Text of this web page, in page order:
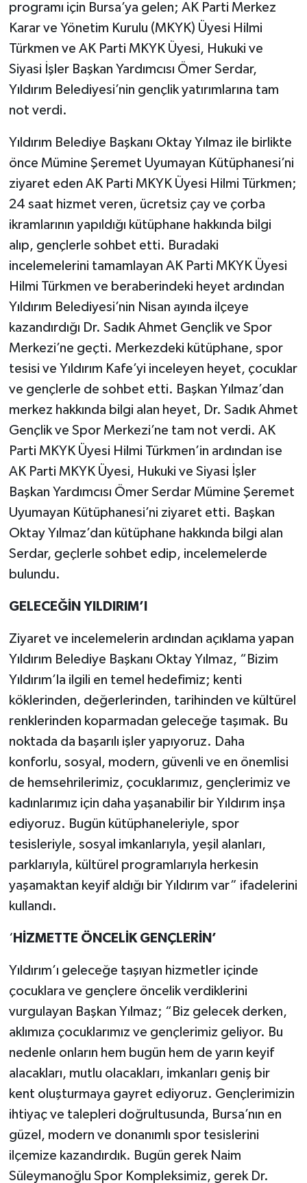
programı için Bursa’ya gelen; AK Parti Merkez
Karar ve Yönetim Kurulu (MKYK) Üyesi Hilmi
Türkmen ve AK Parti MKYK Üyesi, Hukuki ve
Siyasi İşler Başkan Yardımcısı Ömer Serdar,
Yıldırım Belediyesi’nin gençlik yatırımlarına tam
not verdi.
Yıldırım Belediye Başkanı Oktay Yılmaz ile birlikte
önce Mümine Şeremet Uyumayan Kütüphanesi’ni
ziyaret eden AK Parti MKYK Üyesi Hilmi Türkmen;
24 saat hizmet veren, ücretsiz çay ve çorba
ikramlarının yapıldığı kütüphane hakkında bilgi
alıp, gençlerle sohbet etti. Buradaki
incelemelerini tamamlayan AK Parti MKYK Üyesi
Hilmi Türkmen ve beraberindeki heyet ardından
Yıldırım Belediyesi’nin Nisan ayında ilçeye
kazandırdığı Dr. Sadık Ahmet Gençlik ve Spor
Merkezi’ne geçti. Merkezdeki kütüphane, spor
tesisi ve Yıldırım Kafe’yi inceleyen heyet, çocuklar
ve gençlerle de sohbet etti. Başkan Yılmaz’dan
merkez hakkında bilgi alan heyet, Dr. Sadık Ahmet
Gençlik ve Spor Merkezi’ne tam not verdi. AK
Parti MKYK Üyesi Hilmi Türkmen’in ardından ise
AK Parti MKYK Üyesi, Hukuki ve Siyasi İşler
Başkan Yardımcısı Ömer Serdar Mümine Şeremet
Uyumayan Kütüphanesi’ni ziyaret etti. Başkan
Oktay Yılmaz’dan kütüphane hakkında bilgi alan
Serdar, geçlerle sohbet edip, incelemelerde
bulundu.
GELECEĞİN YILDIRIM’I
Ziyaret ve incelemelerin ardından açıklama yapan
Yıldırım Belediye Başkanı Oktay Yılmaz, “Bizim
Yıldırım’la ilgili en temel hedefimiz; kenti
köklerinden, değerlerinden, tarihinden ve kültürel
renklerinden koparmadan geleceğe taşımak. Bu
noktada da başarılı işler yapıyoruz. Daha
konforlu, sosyal, modern, güvenli ve en önemlisi
de hemsehrilerimiz, çocuklarımız, gençlerimiz ve
kadınlarımız için daha yaşanabilir bir Yıldırım inşa
ediyoruz. Bugün kütüphaneleriyle, spor
tesisleriyle, sosyal imkanlarıyla, yeşil alanları,
parklarıyla, kültürel programlarıyla herkesin
yaşamaktan keyif aldığı bir Yıldırım var” ifadelerini
kullandı.
‘ HİZMETTE ÖNCELİK GENÇLERİN’
Yıldırım’ı geleceğe taşıyan hizmetler içinde
çocuklara ve gençlere öncelik verdiklerini
vurgulayan Başkan Yılmaz; “Biz gelecek derken,
aklımıza çocuklarımız ve gençlerimiz geliyor. Bu
nedenle onların hem bugün hem de yarın keyif
alacakları, mutlu olacakları, imkanları geniş bir
kent oluşturmaya gayret ediyoruz. Gençlerimizin
ihtiyaç ve talepleri doğrultusunda, Bursa’nın en
güzel, modern ve donanımlı spor tesislerini
ilçemize kazandırdık. Bugün gerek Naim
Süleymanoğlu Spor Kompleksimiz, gerek Dr.